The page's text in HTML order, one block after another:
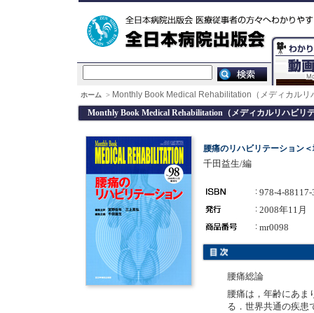
ホーム > Monthly Book Medical Rehabilitation（メディカルリ
Monthly Book Medical Rehabilitation（メディカルリハビリ
腰痛のリハビリテーション
千田益生/編
978-4-
2008年11月
mr0098
腰痛総論
腰痛は，年齢にあま
る．世界共通の疾患